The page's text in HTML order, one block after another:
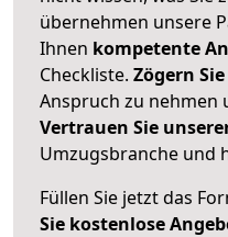
übernehmen unsere
Ihnen kompetente
Checkliste. Zögern
Anspruch zu nehmen
Vertrauen Sie
Umzugsbranche und
Füllen Sie jetzt das
Sie kostenlose